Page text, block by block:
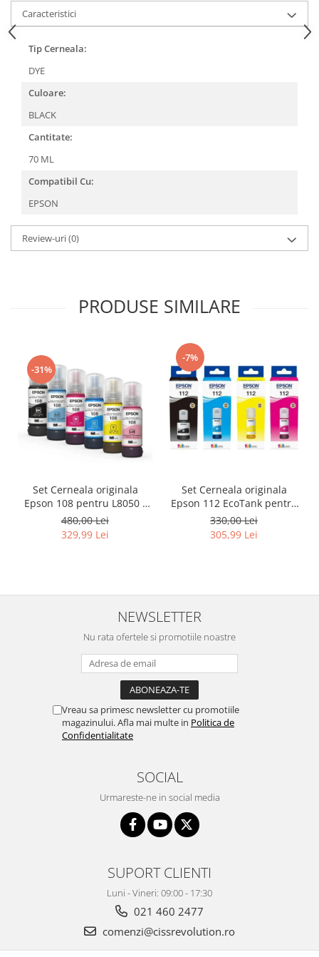
Caracteristici
Tip Cerneala:
DYE
Culoare:
BLACK
Cantitate:
70 ML
Compatibil Cu:
EPSON
Review-uri(0)
PRODUSE SIMILARE
-31%
Set Cerneala originala
Epson 108 pentru L8050 /
L18050
480,00 Lei
329,99 Lei
-7%
Set Cerneala originala
Epson 112 EcoTank pentru
L6460, L6490, L6550, L6570,
L6580, L11160, L15150,
L15160, L15180
330,00 Lei
305,99 Lei
NEWSLETTER
Nu rata ofertele si promotiile noastre
Vreau sa primesc newsletter cu promotiile
magazinului. Afla mai multe in Politica de
Confidentialitate
SOCIAL
Urmareste-ne in social media
SUPORT CLIENTI
Luni - Vineri: 09:00 - 17:30
021 460 2477
comenzi@cissrevolution.ro